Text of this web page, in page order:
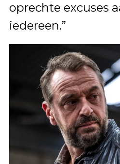
oprechte excuses
iedereen.”